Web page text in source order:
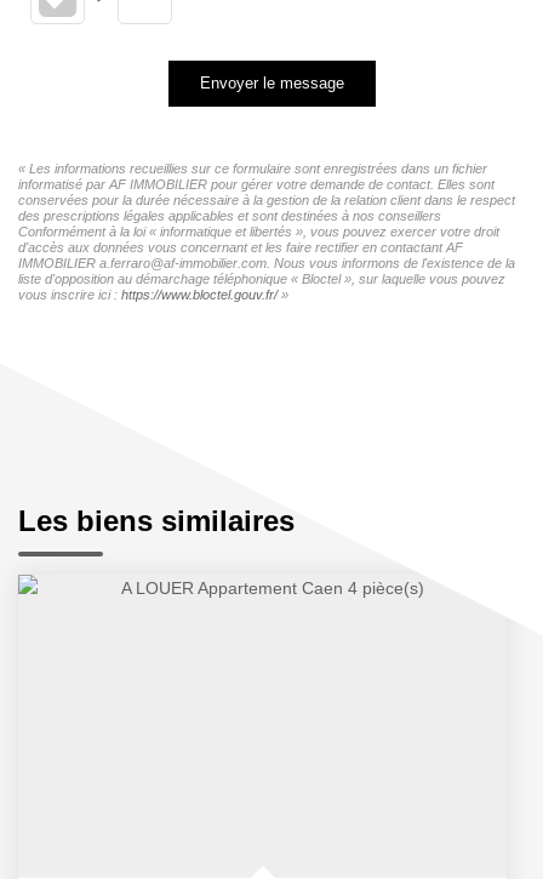
Envoyer le message
« Les informations recueillies sur ce formulaire sont enregistrées dans un fichier
informatisé par AF IMMOBILIER pour gérer votre demande de contact. Elles sont
conservées pour la durée nécessaire à la gestion de la relation client dans le respect
des prescriptions légales applicables et sont destinées à nos conseillers
Conformément à la loi « informatique et libertés », vous pouvez exercer votre droit
d'accès aux données vous concernant et les faire rectifier en contactant AF
IMMOBILIER a.ferraro@af-immobilier.com. Nous vous informons de l'existence de la
liste d'opposition au démarchage téléphonique « Bloctel », sur laquelle vous pouvez
vous inscrire ici : https://www.bloctel.gouv.fr/»
Les biens similaires